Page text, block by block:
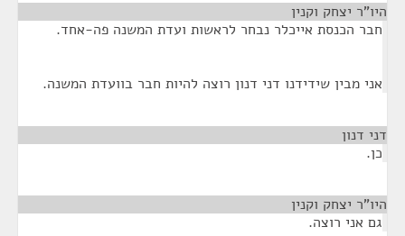
היו"ר יצחק וקנין
חבר הכנסת אייכלר נבחר לראשות ועדת המשנה פה-אחד.
אני מבין שידידנו דני דנון רוצה להיות חבר בוועדת המשנה.
דני דנון
כן.
היו"ר יצחק וקנין
גם אני רוצה.